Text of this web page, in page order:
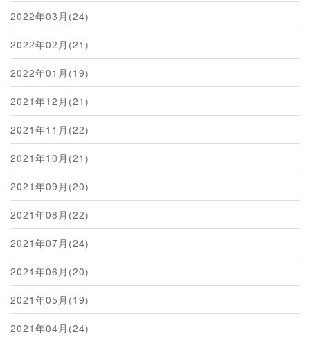
2022年03月(24)
2022年02月(21)
2022年01月(19)
2021年12月(21)
2021年11月(22)
2021年10月(21)
2021年09月(20)
2021年08月(22)
2021年07月(24)
2021年06月(20)
2021年05月(19)
2021年04月(24)